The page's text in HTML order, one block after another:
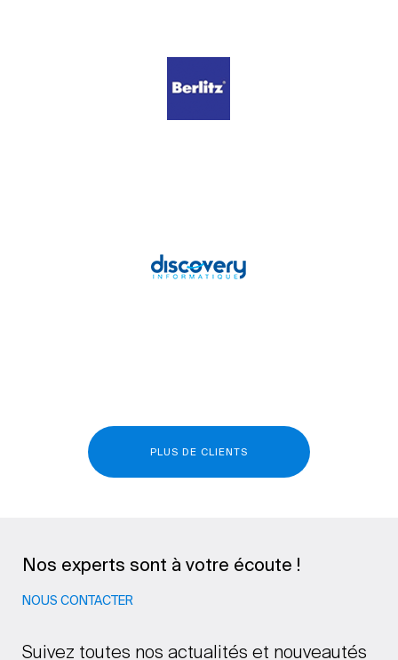
PLUS DE CLIENTS
Nos experts sont à votre écoute !
NOUS CONTACTER
Suivez toutes nos actualités et nouveautés